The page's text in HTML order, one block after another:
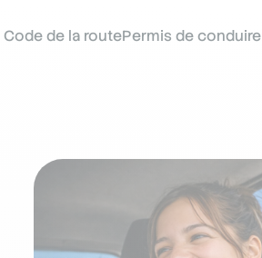
Code de la routePermis de conduire